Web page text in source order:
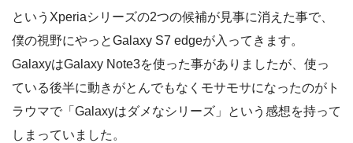
というXperiaシリーズの2つの候補が見事に消えた事で、
僕の視野にやっとGalaxy S7 edgeが入ってきます。
GalaxyはGalaxy Note3を使った事がありましたが、使っ
ている後半に動きがとんでもなくモサモサになったのがト
ラウマで「Galaxyはダメなシリーズ」という感想を持って
しまっていました。